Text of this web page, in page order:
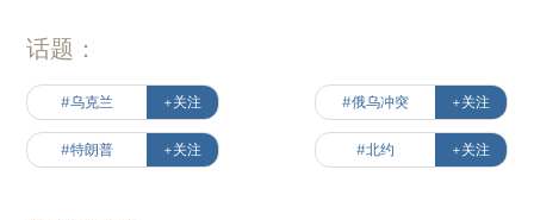
话题：
#乌克兰 +关注 #俄乌冲突 +关注
#特朗普 +关注 #北约 +关注